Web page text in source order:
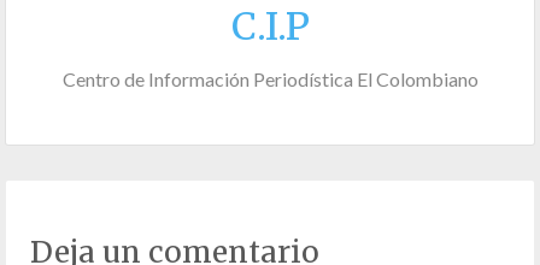
C.I.P
Centro de Información Periodística El Colombiano
Deja un comentario